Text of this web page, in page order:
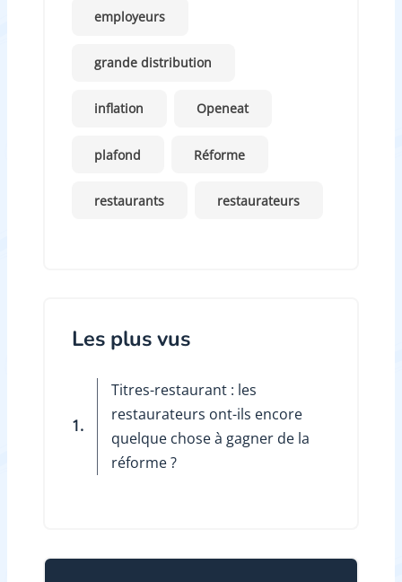
employeurs
grande distribution
inflation Openeat
plafond Réforme
restaurants restaurateurs
Les plus vus
1.
Titres-restaurant : les
restaurateurs ont-ils encore
quelque chose à gagner de la
réforme ?